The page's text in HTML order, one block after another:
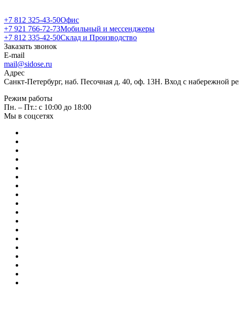
+7 812 325-43-50Офис
+7 921 766-72-73Мобильный и мессенджеры
+7 812 335-42-50Склад и Производство
Заказать звонок
E-mail
mail@sidose.ru
Адрес
Санкт-Петербург, наб. Песочная д. 40, оф. 13Н. Вход с набережной
Режим работы
Пн. – Пт.: с 10:00 до 18:00
Мы в соцсетях